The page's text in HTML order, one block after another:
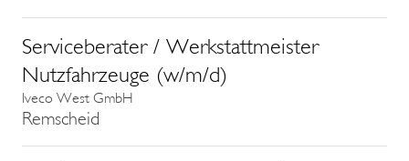
Serviceberater / Werkstattmeister
Nutzfahrzeuge (w/m/d)
Iveco West GmbH
Remscheid